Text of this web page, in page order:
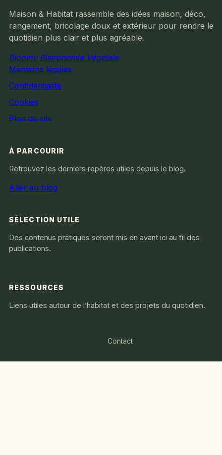
Maison & Habitat rassemble des idées maison, déco,
rangement, bricolage doux et extérieur pour rendre le
quotidien plus clair et plus agréable.
Bloomy Bistronomie Végétale
Mentions légales
Confidentialité
Cookies
Plan de site
À PARCOURIR
Retrouvez les derniers repères utiles depuis le blog.
Aller au blog
SÉLECTION UTILE
Des contenus pratiques seront mis en avant ici au fil des
publications.
RESSOURCES
Liens utiles autour de l’habitat et des projets du quotidien.
Contact